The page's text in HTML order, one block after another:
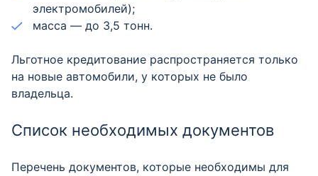
электромобилей);
масса — до 3,5 тонн.
Льготное кредитование распространяется только
на новые автомобили, у которых не было
владельца.
Список необходимых документов
Перечень документов, которые необходимы для